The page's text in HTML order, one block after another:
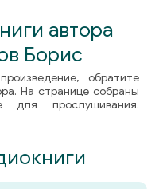
автора
Борис
обратите
На странице собраны
для прослушивания.